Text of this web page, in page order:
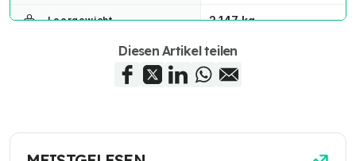
Leergewicht 2.147 kg
410 kg
1.300 kg
Diesen Artikel teilen